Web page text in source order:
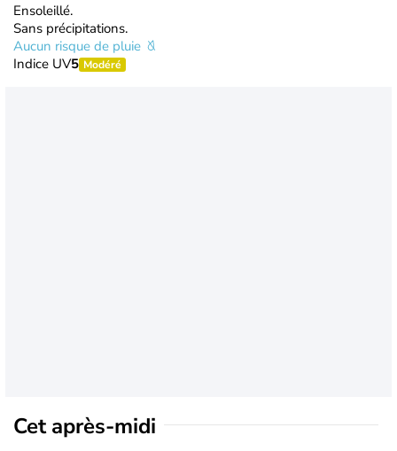
Ensoleillé.
Sans précipitations.
Aucun risque de pluie
Indice UV5 Modéré
Cet après-midi